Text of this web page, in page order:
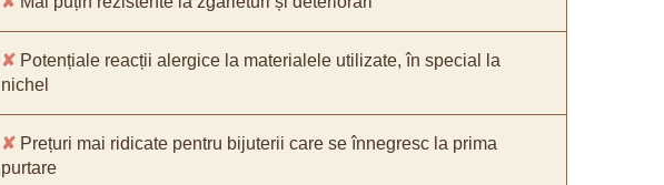
✘ Potențiale reacții alergice la materialele utilizate, în special la
nichel
✘ Prețuri mai ridicate pentru bijuterii care se înnegresc la prima
purtare